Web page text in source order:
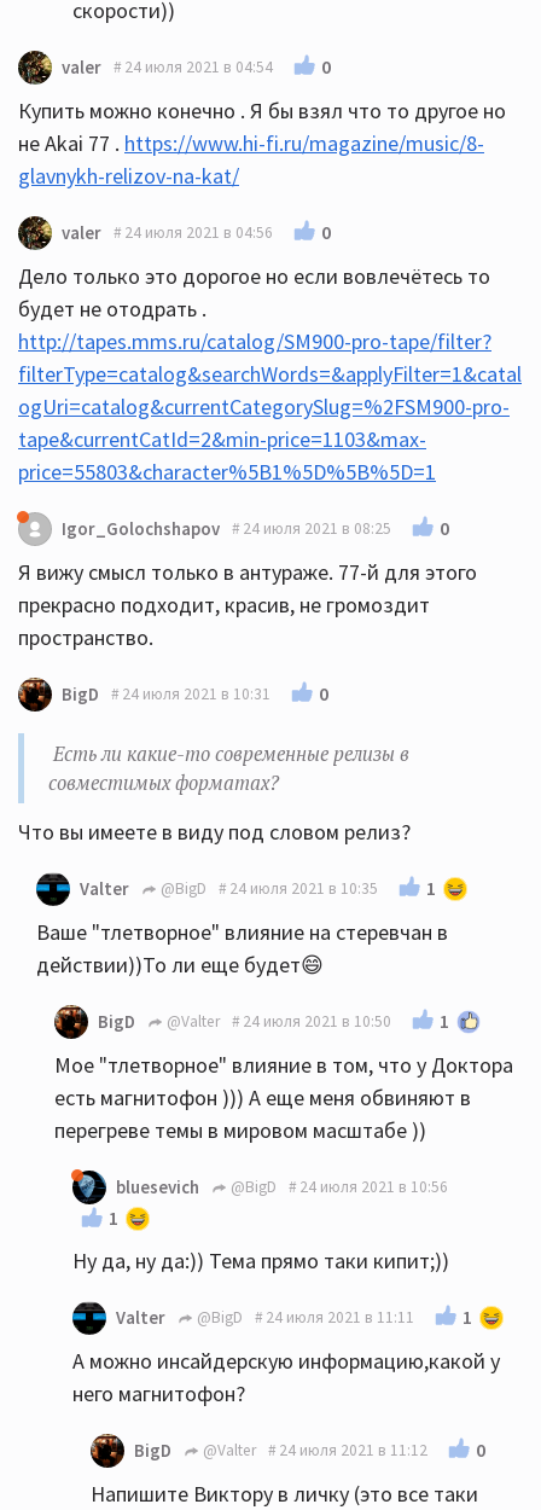
скорости))
valer 24 июля 2021 в 04:54 0
Купить можно конечно . Я бы взял что то другое но
не Akai 77 . https://www.hi-fi.ru/magazine/music/8-
glavnykh-relizov-na-kat/
valer 24 июля 2021 в 04:56 0
Дело только это дорогое но если вовлечётесь то
будет не отодрать .
http://tapes.mms.ru/catalog/SM900-pro-tape/filter?
filterType=catalog&searchWords=&applyFilter=1&catal
ogUri=catalog&currentCategorySlug=%2FSM900-pro-
tape&currentCatId=2&min-price=1103&max-
price=55803&character%5B1%5D%5B%5D=1
Igor_Golochshapov 24 июля 2021 в 08:25 0
Я вижу смысл только в антураже. 77-й для этого
прекрасно подходит, красив, не громоздит
пространство.
BigD 24 июля 2021 в 10:31 0
Есть ли какие-то современные релизы в
совместимых форматах?
Что вы имеете в виду под словом релиз?
Valter @BigD 24 июля 2021 в 10:35 1
Ваше "тлетворное" влияние на стеревчан в
действии))То ли еще будет😄
BigD @Valter 24 июля 2021 в 10:50 1
Мое "тлетворное" влияние в том, что у Доктора
есть магнитофон ))) А еще меня обвиняют в
перегреве темы в мировом масштабе ))
bluesevich @BigD 24 июля 2021 в 10:56
1
Ну да, ну да:)) Тема прямо таки кипит;))
Valter @BigD 24 июля 2021 в 11:11 1
А можно инсайдерскую информацию,какой у
него магнитофон?
BigD @Valter 24 июля 2021 в 11:12 0
Напишите Виктору в личку (это все таки